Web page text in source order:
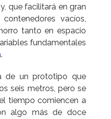
que facilitará en gran
vacíos,
tanto en espacio
fundamentales
.
de un prototipo que
seis metros, pero se
tiempo comiencen a
algo más de doce